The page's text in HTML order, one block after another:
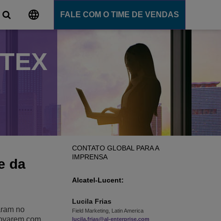
FALE COM O TIME DE VENDAS
da
no
CONTATO GLOBAL PARA A
IMPRENSA
Alcatel-Lucent:
Lucila Frias
Field Marketing, Latin America
lucila.frias@al-enterprise.com